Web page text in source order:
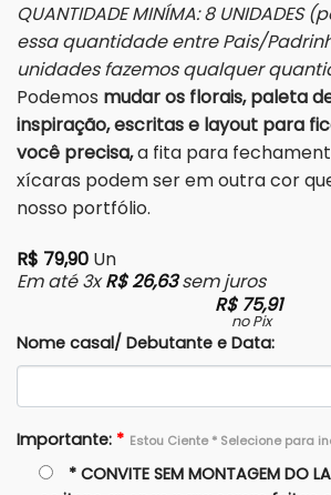
QUANTIDADE MINÍMA: 8 UNIDADES
essa quantidade entre Pais/
unidades fazemos qualquer
Podemos mudar os florais, paleta
inspiração, escritas e layout para
você precisa,a fita para
xícaras podem ser em outra cor
nosso portfólio.
R$ 79,90 Un
Em até 3xR$26,63sem juros
R$75,91
no Pix
Nome casal/ Debutante e Data:
Importante: * Estou Ciente * Selecione para
* CONVITE SEM MONTAGEM DO